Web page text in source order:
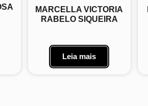
MARCELLA VICTORIA
RABELO SIQUEIRA
Leia mais